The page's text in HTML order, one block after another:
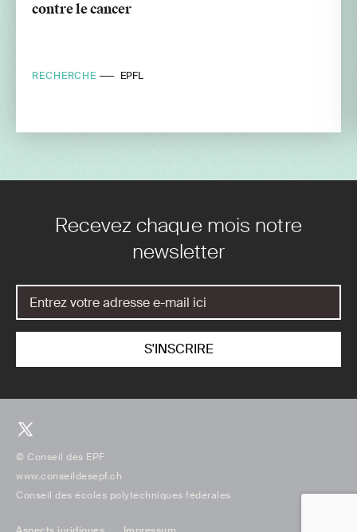
contre le cancer
RECHERCHE EPFL
Recevez chaque mois notre
newsletter
© Conseil des EPF
www.conseildesepf.ch
Conseil des écoles polytechniques fédérales